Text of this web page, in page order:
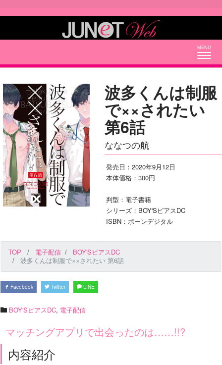
波多くんは制服
で××されたい
第6話
ななつの航
発売日：2020年9月12日
本体価格：300円
判型：電子書籍
シリーズ：BOY'SピアスDC
ISBN：ボーンデジタル
TOP 電子配信
BOY'SピアスDC
波多くんは制服で××されたい 第6話
Facebook Twitter LINE
BOY'SピアスDC, 電子配信
マッチングアプリで出会ったのは……!!?
内容紹介